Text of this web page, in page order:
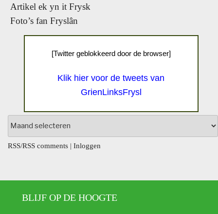
Artikel ek yn it Frysk
Foto’s fan Fryslân
[Twitter geblokkeerd door de browser]
Klik hier voor de tweets van
GrienLinksFrysl
RSS/RSS comments | Inloggen
BLIJF OP DE HOOGTE